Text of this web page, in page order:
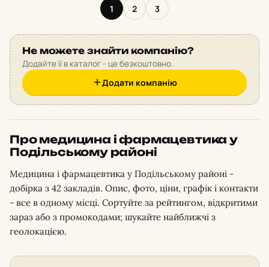
1 2 3
Не можете знайти компанію?
Додайте її в каталог - це безкоштовно.
Додати компанію
Про медицина і фармацевтика у
Подільському районі
Медицина і фармацевтика у Подільському районі -
добірка з 42 закладів. Опис, фото, ціни, графік і контакти
- все в одному місці. Сортуйте за рейтингом, відкритими
зараз або з промокодами; шукайте найближчі з
геолокацією.